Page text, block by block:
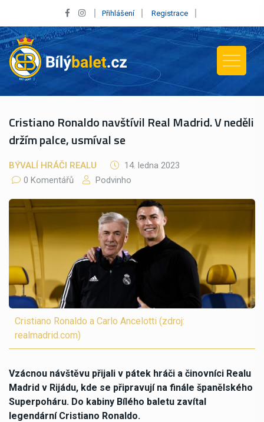
Přihlášení Registrace
Cristiano Ronaldo navštívil Real Madrid. V neděli
držím palce, usmíval se
BÝVALÍ HRÁČI REALU
14. ledna 2023
0 Komentářů
Podvinho
Cristiano Ronaldo a Carlo Ancelotti (zdroj:
realmadrid.com)
Vzácnou návštěvu přijali v pátek hráči a činovníci Realu
Madrid v Rijádu, kde se připravují na finále španělského
Superpoháru. Do kabiny Bílého baletu zavítal
legendární Cristiano Ronaldo.